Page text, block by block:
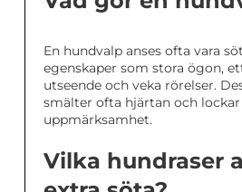
En hundvalp anses ofta vara
egenskaper som stora ögon,
utseende och veka rörelser.
smälter ofta hjärtan och
uppmärksamhet.
Vilka hundraser